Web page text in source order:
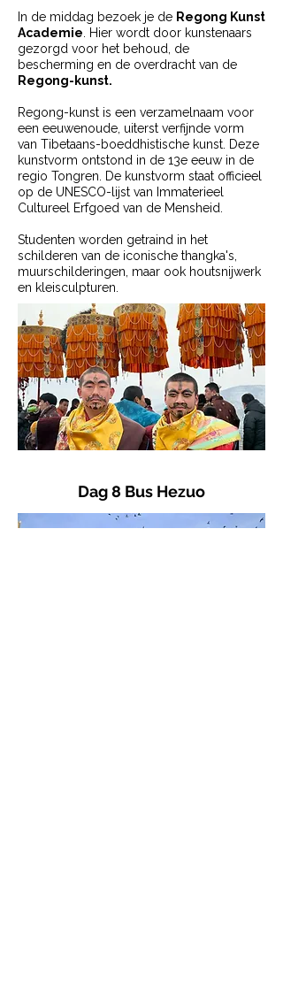
In de middag bezoek je de Regong Kunst
Academie . Hier wordt door kunstenaars
gezorgd voor het behoud, de
bescherming en de overdracht van de
Regong-kunst.
Regong-kunst is een verzamelnaam voor
een eeuwenoude, uiterst verfijnde vorm
van Tibetaans-boeddhistische kunst. Deze
kunstvorm ontstond in de 13e eeuw in de
regio Tongren. De kunstvorm staat officieel
op de UNESCO-lijst van Immaterieel
Cultureel Erfgoed van de Mensheid.
Studenten worden getraind in het
schilderen van de iconische thangka's,
muurschilderingen, maar ook houtsnijwerk
en kleisculpturen.
Dag 8 Bus Hezuo